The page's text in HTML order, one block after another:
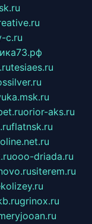
c.ru
tesiaes.ru
orior-aks.ru
flatnsk.ru
ooo-driada.ru
siterem.ru
grinox.ru